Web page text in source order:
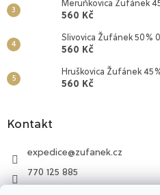
Meruňkovica Žufánek
560 Kč
Slivovica Žufánek 50%
560 Kč
Hruškovica Žufánek
560 Kč
Kontakt
expedice@zufanek.cz
770 125 885